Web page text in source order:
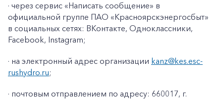
· через сервис «Написать сообщение» в
официальной группе ПАО «Красноярскэнергосбыт»
в социальных сетях: ВКонтакте, Одноклассники,
Facebook, Instagram;
· на электронный адрес организации kanz@kes.esc-
rushydro.ru;
· почтовым отправлением по адресу: 660017, г.